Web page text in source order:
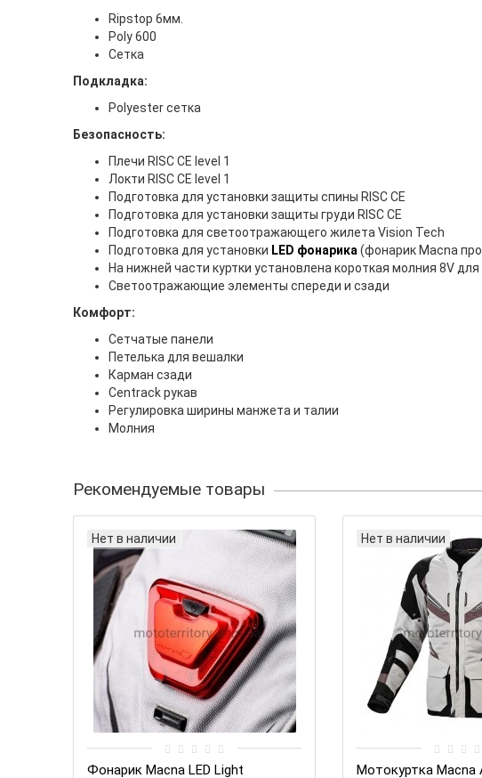
Ripstop 6мм.
Poly 600
Сетка
Подкладка:
Polyester сетка
Безопасность:
Плечи RISC CE level 1
Локти RISC CE level 1
Подготовка для установки защиты спины RISC CE
Подготовка для установки защиты груди RISC CE
Подготовка для светоотражающего жилета Vision Tech
Подготовка для установки LED фонарика (фонарик Macna
На нижней части куртки установлена короткая молния 8V
Светоотражающие элементы спереди и сзади
Комфорт:
Сетчатые панели
Петелька для вешалки
Карман сзади
Centrack рукав
Регулировка ширины манжета и талии
Молния
Рекомендуемые товары
Нет в наличии
Фонарик Macna LED Light
Нет в наличии
Мотокуртка Macna